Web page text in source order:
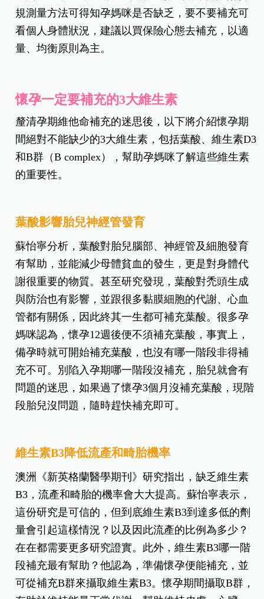
規測量方法可得知孕媽咪是否缺乏，要不要補充可
看個人身體狀況，建議以買保險心態去補充，以適
量、均衡原則為主。
懷孕一定要補充的3大維生素
釐清孕期維他命補充的迷思後，以下將介紹懷孕期
間絕對不能缺少的3大維生素，包括葉酸、維生素D3
和B群（B complex），幫助孕媽咪了解這些維生素
的重要性。
葉酸影響胎兒神經管發育
蘇怡寧分析，葉酸對胎兒腦部、神經管及細胞發育
有幫助，並能減少母體貧血的發生，更是對身體代
謝很重要的物質。甚至研究發現，葉酸對禿頭生成
與防治也有影響，並跟很多黏膜細胞的代謝、心血
管都有關係，因此終其一生都可補充葉酸。很多孕
媽咪認為，懷孕12週後便不須補充葉酸，事實上，
備孕時就可開始補充葉酸，也沒有哪一階段非得補
充不可。別陷入孕期哪一階段沒補充，胎兒就會有
問題的迷思，如果過了懷孕3個月沒補充葉酸，現階
段胎兒沒問題，隨時趕快補充即可。
維生素B3降低流產和畸胎機率
澳洲《新英格蘭醫學期刊》研究指出，缺乏維生素
B3，流產和畸胎的機率會大大提高。蘇怡寧表示，
這份研究是可信的，但到底維生素B3到達多低的劑
量會引起這樣情況？以及因此流產的比例為多少？
在在都需要更多研究證實。此外，維生素B3哪一階
段補充最有幫助？他認為，準備懷孕便能補充，並
可從補充B群來攝取維生素B3。懷孕期間攝取B群，